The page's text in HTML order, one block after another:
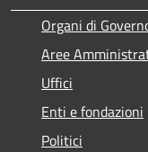
Organi di
Aree
Uffici
Enti e fondazioni
Politici